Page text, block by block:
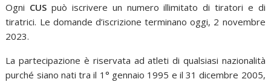
Ogni CUS può iscrivere un numero illimitato di tiratori e di
tiratrici. Le domande d’iscrizione terminano oggi, 2 novembre
2023.
La partecipazione è riservata ad atleti di qualsiasi nazionalità
purché siano nati tra il 1° gennaio 1995 e il 31 dicembre 2005,